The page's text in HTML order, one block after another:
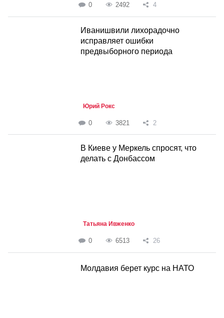
0 2492 4
Иванишвили лихорадочно
исправляет ошибки
предвыборного периода
Юрий Рокс
0 3821 2
В Киеве у Меркель спросят, что
делать с Донбассом
Татьяна Ивженко
0 6513 26
Молдавия берет курс на НАТО